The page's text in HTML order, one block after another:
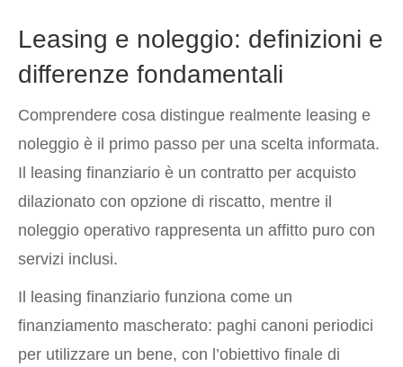
Leasing e noleggio: definizioni e
differenze fondamentali
Comprendere cosa distingue realmente leasing e
noleggio è il primo passo per una scelta informata.
Il leasing finanziario è un contratto per acquisto
dilazionato con opzione di riscatto, mentre il
noleggio operativo rappresenta un affitto puro con
servizi inclusi.
Il leasing finanziario funziona come un
finanziamento mascherato: paghi canoni periodici
per utilizzare un bene, con l’obiettivo finale di